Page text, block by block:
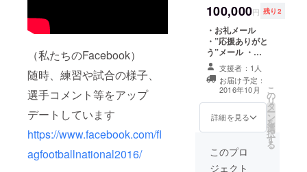
（私たちのFacebook）
随時、練習や試合の様子、
選手コメント等をアップ
デートしています
https://www.facebook.com/fl
agfootballnational2016/
して変
更する
場合が
ござい
ます。
また、
公序良
俗等に
反する
場合は
ご遠慮
りま
100,000円 残り2
・お礼メール
・”応援ありがと
う”メール ・現
地レポート ・フ
ラッグフット
ボール教室の開
催 （※詳細は後
日調整）
支援者：1人
お届け予定：
2016年10月
詳細を見る
こ
の
リ
タ
ー
ン
を
選
択
す
る
このプロ
ジェクト